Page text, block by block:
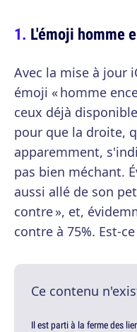
L'émoji homme
Avec la mise à jour
émoji « homme
ceux déjà
pour que la droite,
apparemment,
pas bien méchant.
aussi allé de son
contre », et,
contre à 75%. Est-
Ce contenu
Il est parti à la ferme des